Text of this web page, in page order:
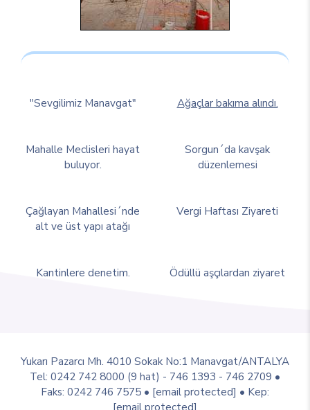
"Sevgilimiz Manavgat" Ağaçlar bakıma alındı.
Mahalle Meclisleri hayat
buluyor.
Sorgun´da kavşak
düzenlemesi
Çağlayan Mahallesi´nde
alt ve üst yapı atağı
Vergi Haftası Ziyareti
Kantinlere denetim. Ödüllü aşçılardan ziyaret
Yukarı Pazarcı Mh. 4010 Sokak No:1 Manavgat/ANTALYA
Tel: 0242 742 8000 (9 hat) - 746 1393 - 746 2709 •
Faks: 0242 746 7575 • [email protected] • Kep:
[email protected]